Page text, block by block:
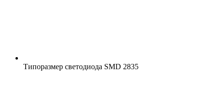
Типоразмер светодиода SMD 2835